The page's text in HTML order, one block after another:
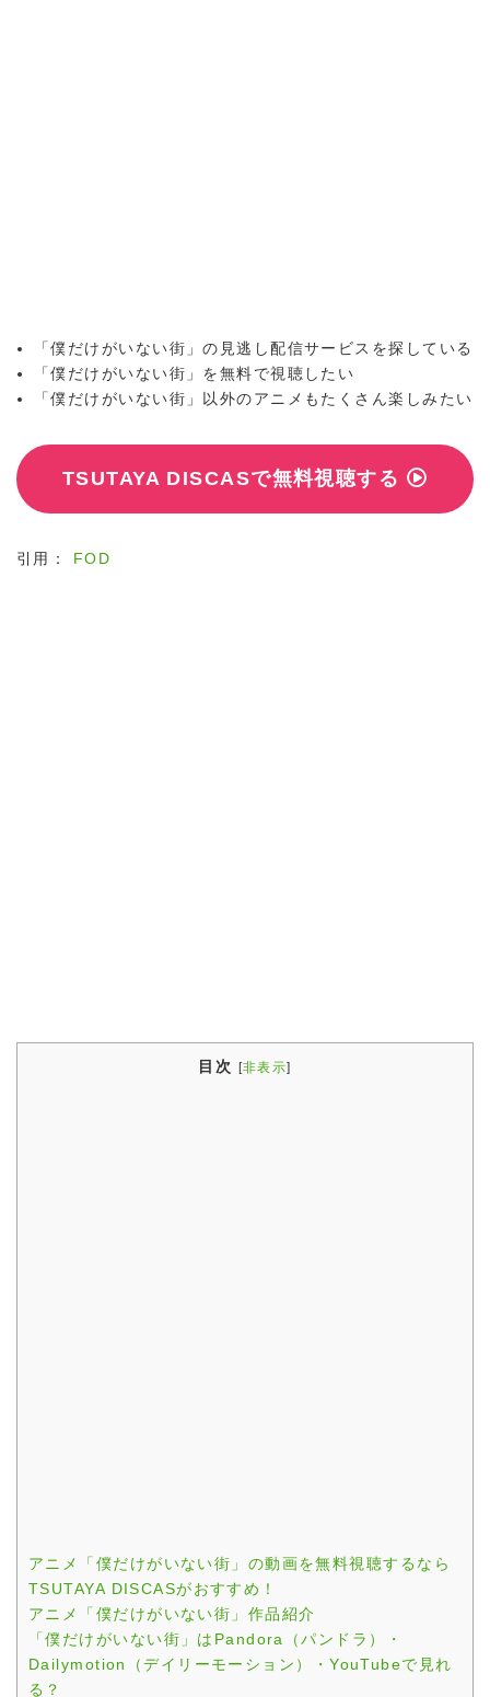
「僕だけがいない街」の見逃し配信サービスを探している
「僕だけがいない街」を無料で視聴したい
「僕だけがいない街」以外のアニメもたくさん楽しみたい
TSUTAYA DISCASで無料視聴する
引用： FOD
目次 [非表示]
アニメ「僕だけがいない街」の動画を無料視聴するなら
TSUTAYA DISCASがおすすめ！
アニメ「僕だけがいない街」作品紹介
「僕だけがいない街」はPandora（パンドラ）・
Dailymotion（デイリーモーション）・YouTubeで見れ
る？